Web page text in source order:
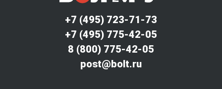
+7 (495) 723-71-73
+7 (495) 775-42-05
8 (800) 775-42-05
post@bolt.ru